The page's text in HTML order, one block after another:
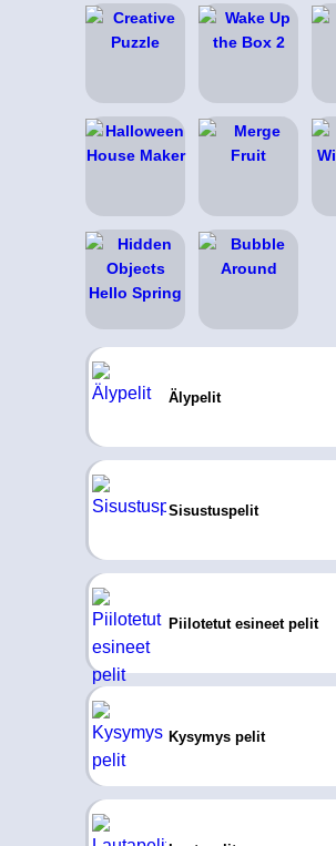
Älypelit
Sisustuspelit
Piilotetut esineet pelit
Kysymys pelit